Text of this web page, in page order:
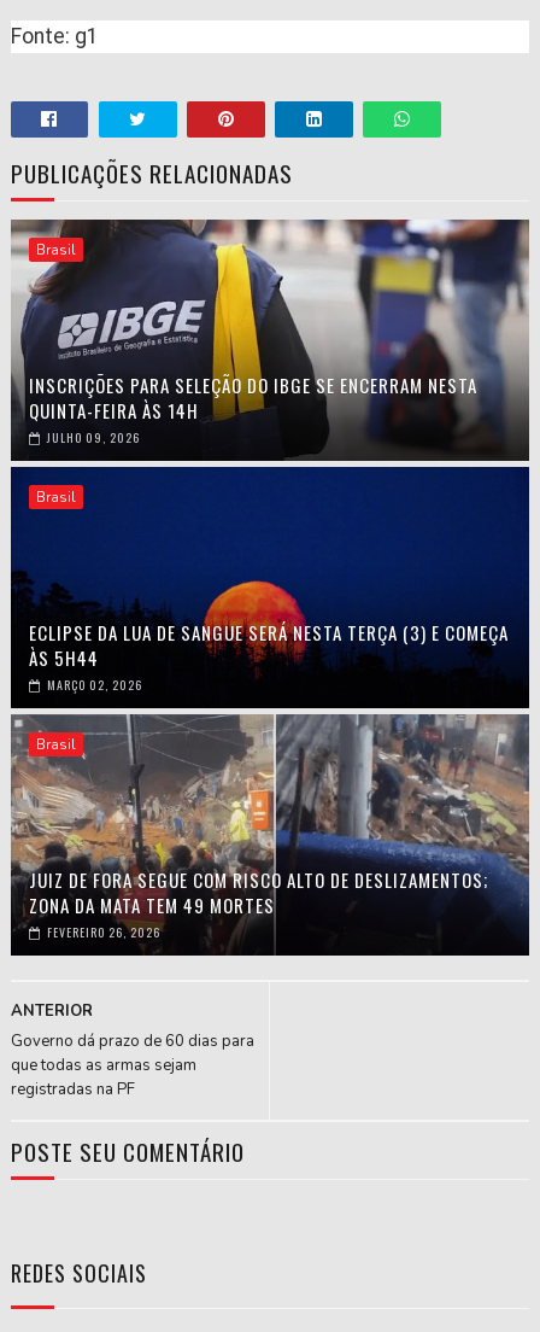
Fonte: g1
PUBLICAÇÕES RELACIONADAS
Brasil
INSCRIÇÕES PARA SELEÇÃO DO IBGE SE ENCERRAM NESTA
QUINTA-FEIRA ÀS 14H
JULHO 09, 2026
Brasil
ECLIPSE DA LUA DE SANGUE SERÁ NESTA TERÇA (3) E COMEÇA
ÀS 5H44
MARÇO 02, 2026
Brasil
JUIZ DE FORA SEGUE COM RISCO ALTO DE DESLIZAMENTOS;
ZONA DA MATA TEM 49 MORTES
FEVEREIRO 26, 2026
ANTERIOR
Governo dá prazo de 60 dias para
que todas as armas sejam
registradas na PF
POSTE SEU COMENTÁRIO
REDES SOCIAIS